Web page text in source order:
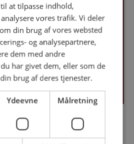
at tilpasse indhold,
vores trafik. Vi deler
din brug af vores websted
og analysepartnere,
dem med andre
har givet dem, eller som de
brug af deres tjenester.
Ydeevne Målretning